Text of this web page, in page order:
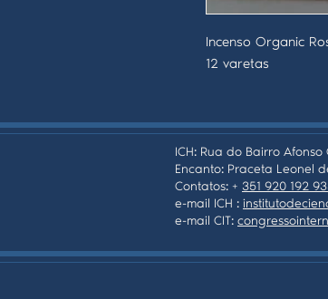
Incenso Organic
12 varetas
ICH: Rua do Bairro Afonso
Encanto: Praceta Leonel
Contatos: + 351 920 192
e-mail ICH :
e-mail CIT: